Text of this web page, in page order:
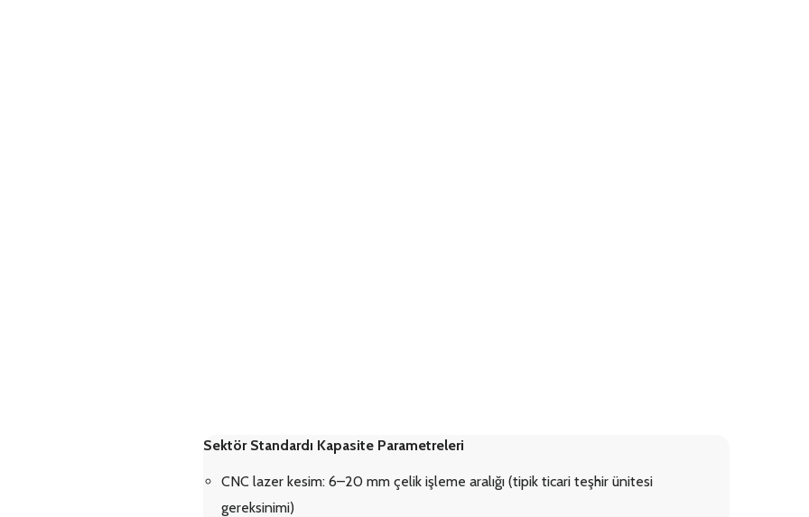
Sektör Standardı Kapasite Parametreleri
CNC lazer kesim: 6–20 mm çelik işleme aralığı (tipik ticari teşhir ünitesi
gereksinimi)